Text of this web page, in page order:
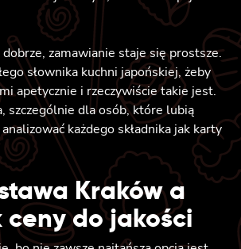
zamawianie staje się prostsze.
słownika kuchni japońskiej, żeby
apetycznie i rzeczywiście takie jest.
szczególnie dla osób, które lubią
każdego składnika jak karty
Kraków a
ceny do jakości